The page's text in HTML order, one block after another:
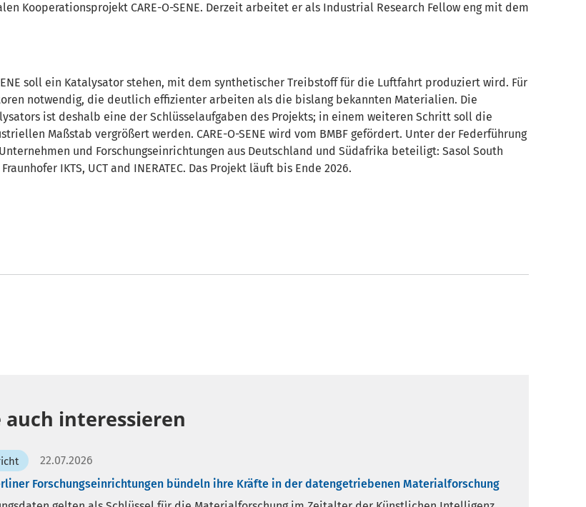
Kooperationsprojekt CARE-O-SENE. Derzeit arbeitet er als Industrial Research Fellow eng mit dem
soll ein Katalysator stehen, mit dem synthetischer Treibstoff für die Luftfahrt produziert wird. Für
notwendig, die deutlich effizienter arbeiten als die bislang bekannten Materialien. Die
ist deshalb eine der Schlüsselaufgaben des Projekts; in einem weiteren Schritt soll die
Maßstab vergrößert werden. CARE-O-SENE wird vom BMBF gefördert. Unter der Federführung
und Forschungseinrichtungen aus Deutschland und Südafrika beteiligt: SasolSouth
IKTS, UCT and INERATEC. Das Projekt läuft bis Ende 2026.
auch interessieren
22.07.2026
Forschungseinrichtungen bündeln ihre Kräfte in der datengetriebenen Materialforschung